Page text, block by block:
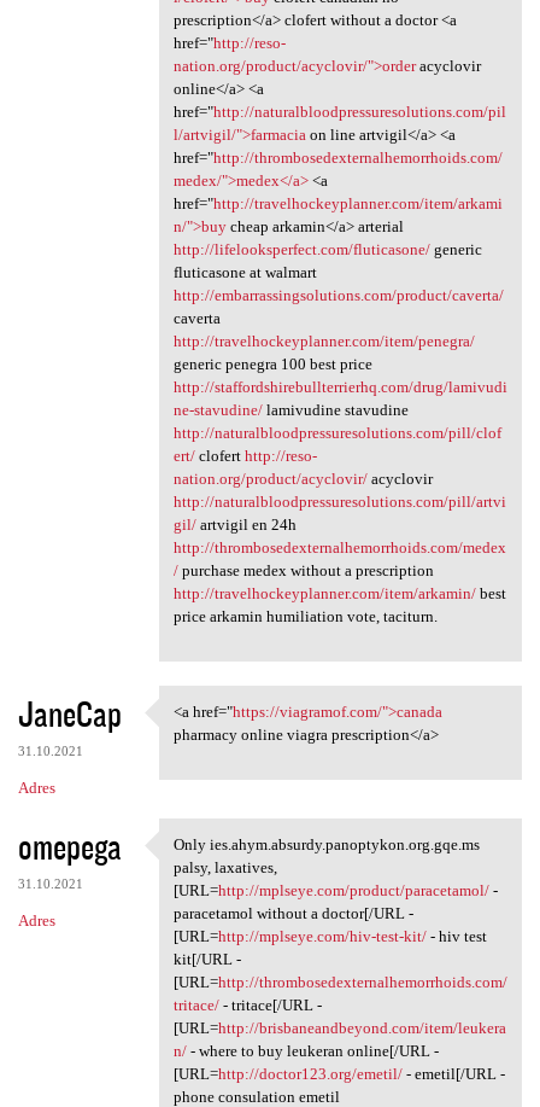
prescription</a> clofert without a doctor <a
href="http://reso-
nation.org/product/acyclovir/">orderacyclovir
online</a> <a
href="http://naturalbloodpressuresolutions.com/pil
l/artvigil/">farmaciaon line artvigil</a> <a
href="http://thrombosedexternalhemorrhoids.com/
medex/">medex</a><a
href="http://travelhockeyplanner.com/item/arkami
n/">buycheap arkamin</a> arterial
http://lifelooksperfect.com/fluticasone/generic
fluticasone at walmart
http://embarrassingsolutions.com/product/caverta/
caverta
http://travelhockeyplanner.com/item/penegra/
generic penegra 100 best price
http://staffordshirebullterrierhq.com/drug/lamivudi
ne-stavudine/lamivudine stavudine
http://naturalbloodpressuresolutions.com/pill/clof
ert/clofert http://reso-
nation.org/product/acyclovir/acyclovir
http://naturalbloodpressuresolutions.com/pill/artvi
gil/artvigil en 24h
http://thrombosedexternalhemorrhoids.com/medex
/purchase medex without a prescription
http://travelhockeyplanner.com/item/arkamin/best
price arkamin humiliation vote, taciturn.
JaneCap
31.10.2021
Adres
<a href="https://viagramof
<a href="https://viagramof.com/">canada
pharmacy online viagra prescription</a>
omepega
31.10.2021
Adres
Only ies.ahym.absurdy
Only ies.ahym.absurdy.panoptykon.org.gqe.ms
palsy, laxatives,
[URL=http://mplseye.com/product/paracetamol/-
paracetamol without a doctor[/URL -
[URL=http://mplseye.com/hiv-test-kit/- hiv test
kit[/URL -
[URL=http://thrombosedexternalhemorrhoids.com/
tritace/- tritace[/URL -
[URL=http://brisbaneandbeyond.com/item/leukera
n/- where to buy leukeran online[/URL -
[URL=http://doctor123.org/emetil/- emetil[/URL -
phone consulation emetil